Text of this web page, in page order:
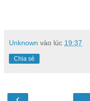
Unknown vào lúc 19:37
Chia sẻ